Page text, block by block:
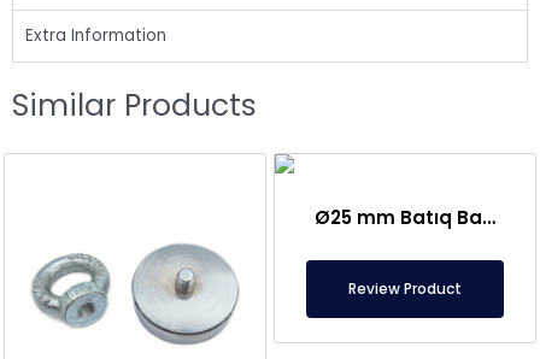
Extra Information
Similar Products
Ø25 mm Batıq Başlı Neodium Banka Maqniti
Review Product